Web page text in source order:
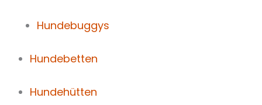
Hundebuggys
Hundebetten
Hundehütten